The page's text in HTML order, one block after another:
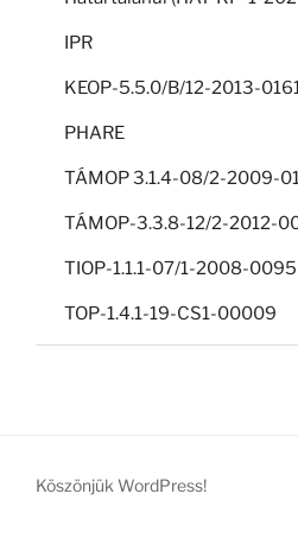
IPR
KEOP-5.5.0/B/12-2013-
PHARE
TÁMOP 3.1.4-08/2-2009-
TÁMOP-3.3.8-12/2-2012-
TIOP-1.1.1-07/1-2008-0095
TOP-1.4.1-19-CS1-00009
Köszönjük WordPress!